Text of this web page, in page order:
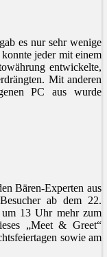
es nur sehr wenige
jeder mit einem
entwickelte,
Mit anderen
PC aus wurde
Bären-Experten aus
ab dem 22.
13 Uhr mehr zum
„Meet & Greet“
sowie am